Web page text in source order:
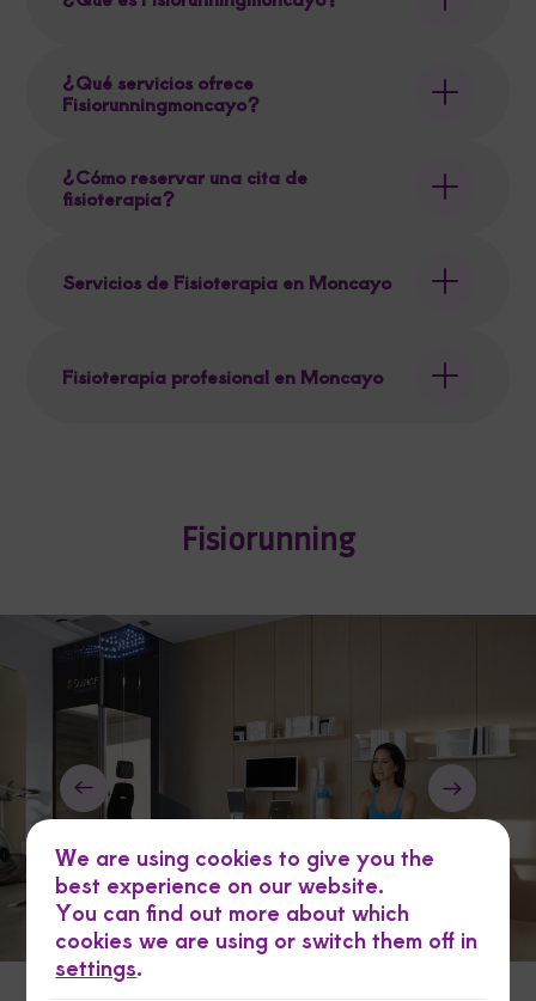
¿Qué servicios ofrece
Fisiorunningmoncayo?
¿Cómo reservar una cita de
fisioterapia?
Servicios de Fisioterapia en Moncayo
Fisioterapia profesional en Moncayo
Fisiorunning
We are using cookies to give you the
best experience on our website.
You can find out more about which
cookies we are using or switch them off in
settings.